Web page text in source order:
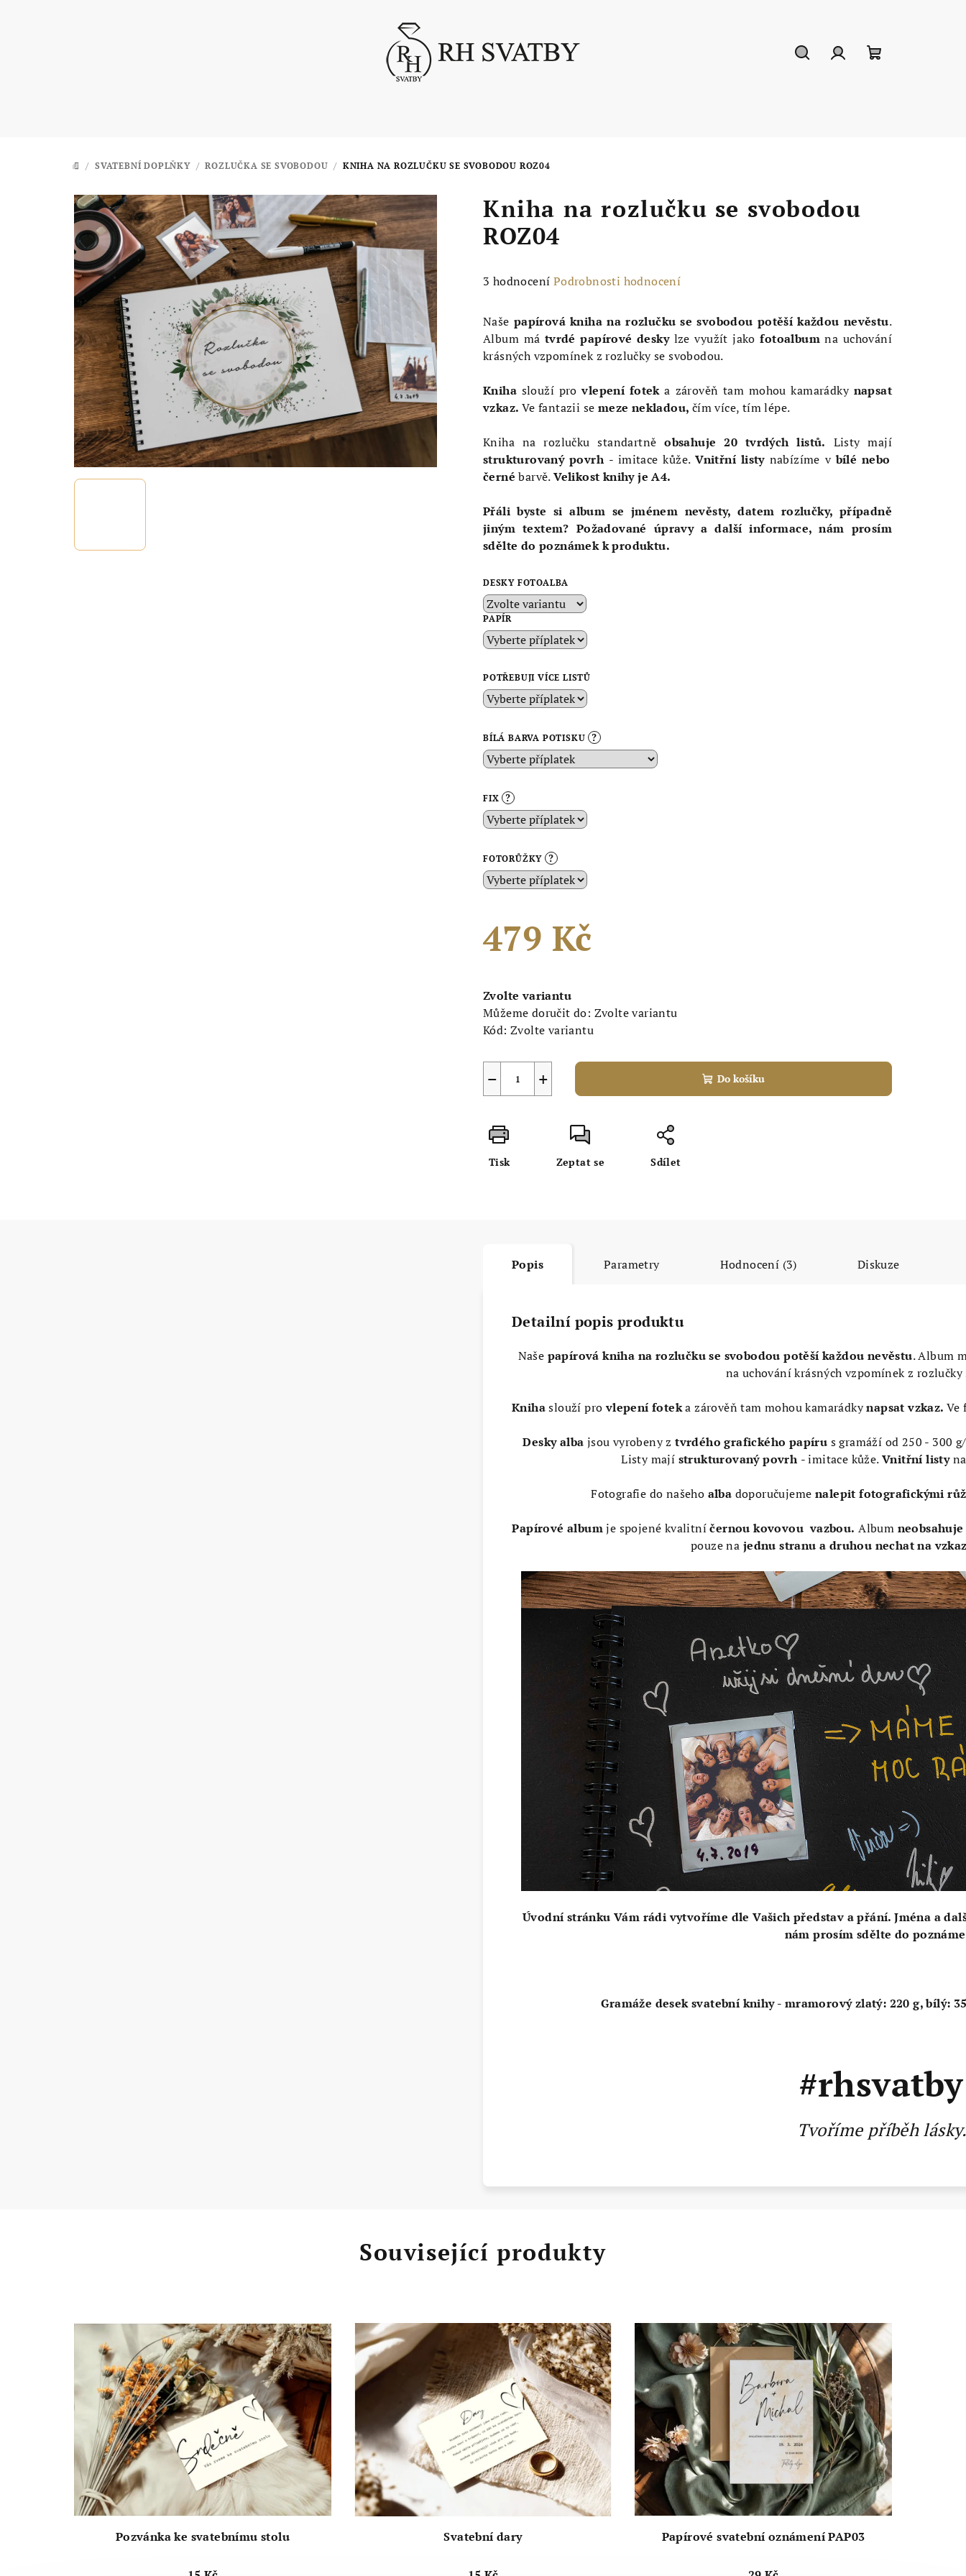
DOMŮ
/ SVATEBNÍ DOPLŇKY / ROZLUČKA SE SVOBODOU / KNIHA NA ROZLUČKU SE SVOBODOU ROZ04
Kniha na rozlučku se svobodou
ROZ04
Průměrné
produktu
je
4,3
5
hvězdiček.
3 hodnocení Podrobnosti hodnocení
Naše papírová kniha na rozlučku se svobodou potěší každou nevěstu.
Album má tvrdé papírové deskylze využít jakofotoalbumna uchování
krásných vzpomínek z rozlučky se svobodou.
Kniha slouží provlepení foteka zárověň tam mohou kamarádky napsat
vzkaz. Ve fantazii se meze nekladou, čím více, tím lépe.
Kniha na rozlučku standartněobsahuje 20 tvrdých listů. Listy mají
strukturovaný povrh - imitace kůže.Vnitřní listynabízíme vbílé nebo
černé barvě.Velikost knihy je A4.
Přáli byste si album se jménem nevěsty, datem rozlučky, případně
jiným textem? Požadované úpravy a další informace, nám prosím
sdělte do poznámek k produktu.
DESKY FOTOALBA
PAPÍR
POTŘEBUJI VÍCE LISTŮ
BÍLÁ BARVA POTISKU ?
FIX ?
FOTORŮŽKY ?
479 Kč
cena:
Zvolte variantu
Můžeme doručit do: Zvolte variantu
Kód: Zvolte variantu
+
− Do košíku
Tisk Zeptat se Sdílet
Popis Parametry Hodnocení (3) Diskuze
Detailní popis produktu
Naše papírová kniha na rozlučku se svobodou potěší každou nevěstu. Album
na uchování krásných vzpomínek z rozlučky
Knihaslouží provlepení foteka zárověň tam mohou kamarádkynapsat vzkaz.Ve
Desky alba jsou vyrobeny z tvrdého grafického papíru s gramáží od 250 - 300
Listy mají strukturovaný povrh - imitace kůže.Vnitřní listy
Fotografie do našeho alba doporučujeme nalepit fotografickými
Papírové albumje spojené kvalitníčernou kovovou vazbou. Album
pouze na jednu stranu a druhou nechat na
Úvodní stránku Vám rádi vytvoříme dle Vašich představ a přání. Jména a
nám prosím sdělte do
Gramáže desek svatební knihy - mramorový zlatý: 220 g,bílý:
#rhsvatby
Tvoříme příběh
Související produkty
Pozvánka ke svatebnímu stolu Svatební dary Papírové svatební oznámení PAP03